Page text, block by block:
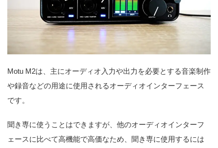
Motu M2は、主にオーディオ入力や出力を必要とする音楽制作
や録音などの用途に使用されるオーディオインターフェース
です。
聞き専に使うことはできますが、他のオーディオインターフ
ェースに比べて高機能で高価なため、聞き専に使用するには